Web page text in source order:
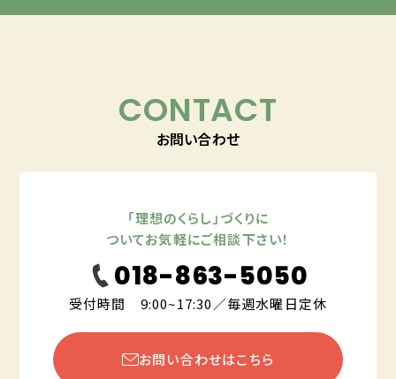
CONTACT
お問い合わせ
「理想のくらし」づくりに
ついてお気軽にご相談下さい！
018-863-5050
受付時間 9:00~17:30／毎週水曜日定休
お問い合わせはこちら